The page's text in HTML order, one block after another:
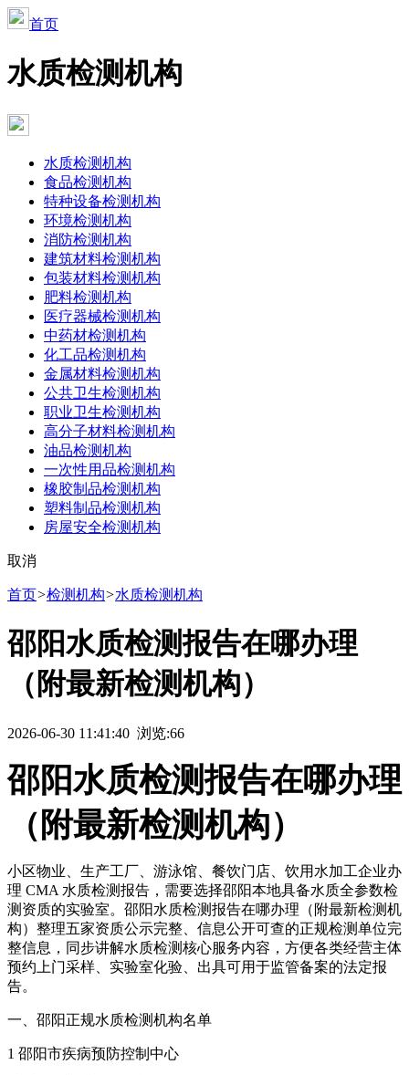
首页
水质检测机构
水质检测机构
食品检测机构
特种设备检测机构
环境检测机构
消防检测机构
建筑材料检测机构
包装材料检测机构
肥料检测机构
医疗器械检测机构
中药材检测机构
化工品检测机构
金属材料检测机构
公共卫生检测机构
职业卫生检测机构
高分子材料检测机构
油品检测机构
一次性用品检测机构
橡胶制品检测机构
塑料制品检测机构
房屋安全检测机构
取消
首页>检测机构>水质检测机构
邵阳水质检测报告在哪办理
（附最新检测机构）
2026-06-30 11:41:40 浏览:66
邵阳水质检测报告在哪办理
（附最新检测机构）
小区物业、生产工厂、游泳馆、餐饮门店、饮用水加工企业办
理 CMA 水质检测报告，需要选择邵阳本地具备水质全参数检
测资质的实验室。邵阳水质检测报告在哪办理（附最新检测机
构）整理五家资质公示完整、信息公开可查的正规检测单位完
整信息，同步讲解水质检测核心服务内容，方便各类经营主体
预约上门采样、实验室化验、出具可用于监管备案的法定报
告。
一、邵阳正规水质检测机构名单
1 邵阳市疾病预防控制中心